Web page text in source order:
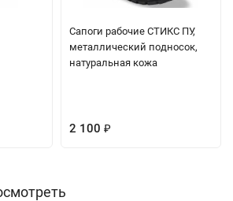
Сапоги рабочие СТИКС ПУ,
металлический подносок,
натуральная кожа
2 100 ₽